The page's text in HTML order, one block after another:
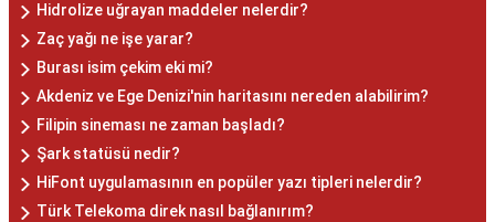
Hidrolize uğrayan maddeler nelerdir?
Zaç yağı ne işe yarar?
Burası isim çekim eki mi?
Akdeniz ve Ege Denizi'nin haritasını nereden alabilirim?
Filipin sineması ne zaman başladı?
Şark statüsü nedir?
HiFont uygulamasının en popüler yazı tipleri nelerdir?
Türk Telekoma direk nasıl bağlanırım?